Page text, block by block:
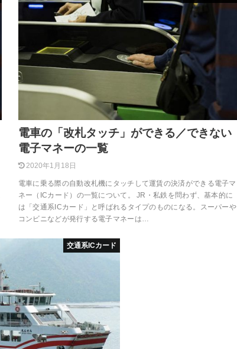
電車の「改札タッチ」ができる／できない
電子マネーの一覧
2020年1月18日
電車に乗る際の自動改札機にタッチして運賃の決済ができる電子マ
ネー（ICカード）の一覧について。 JR・私鉄を問わず、基本的に
は「交通系ICカード」と呼ばれるタイプのものになる。スーパーや
コンビニなどが発行する電子マネーは…
交通系ICカード